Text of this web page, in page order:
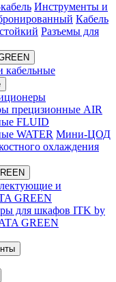
Инструменты и
Кабель
Разъемы для
кабельные
прецизионные AIR
FLUID
WATER Мини-ЦОД
охлаждения
и
GREEN
для шкафов ITK by
GREEN